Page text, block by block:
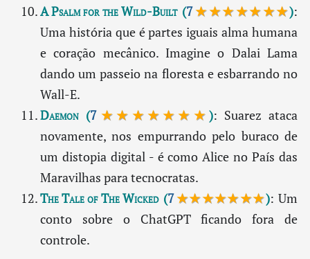
A Psalm for the Wild-Built(7★★★★★★★):
Uma história que é partes iguais alma humana
e coração mecânico. Imagine o Dalai Lama
dando um passeio na floresta e esbarrando no
Wall-E.
Daemon(7★★★★★★★ ): Suarez ataca
novamente, nos empurrando pelo buraco de
um distopia digital - é como Alice no País das
Maravilhas para tecnocratas.
The Tale of The Wicked(7★★★★★★★): Um
conto sobre o ChatGPT ficando fora de
controle.